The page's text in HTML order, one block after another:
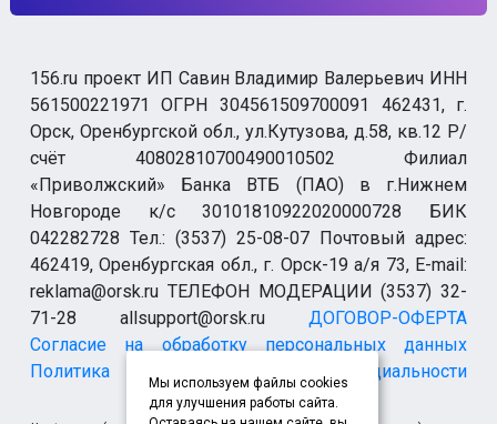
156.ru проект ИП Савин Владимир Валерьевич ИНН
561500221971 ОГРН 304561509700091 462431, г.
Орск, Оренбургской обл., ул.Кутузова, д.58, кв.12 Р/
счёт 40802810700490010502 Филиал
«Приволжский» Банка ВТБ (ПАО) в г.Нижнем
Новгороде к/с 30101810922020000728 БИК
042282728 Тел.: (3537) 25-08-07 Почтовый адрес:
462419, Оренбургская обл., г. Орск-19 а/я 73, E-mail:
reklama@orsk.ru ТЕЛЕФОН МОДЕРАЦИИ (3537) 32-
71-28 allsupport@orsk.ruДОГОВОР-ОФЕРТА
Согласие на обработку персональных данных
Политика конфиденциальности
Мы используем файлы cookies
для улучшения работы сайта.